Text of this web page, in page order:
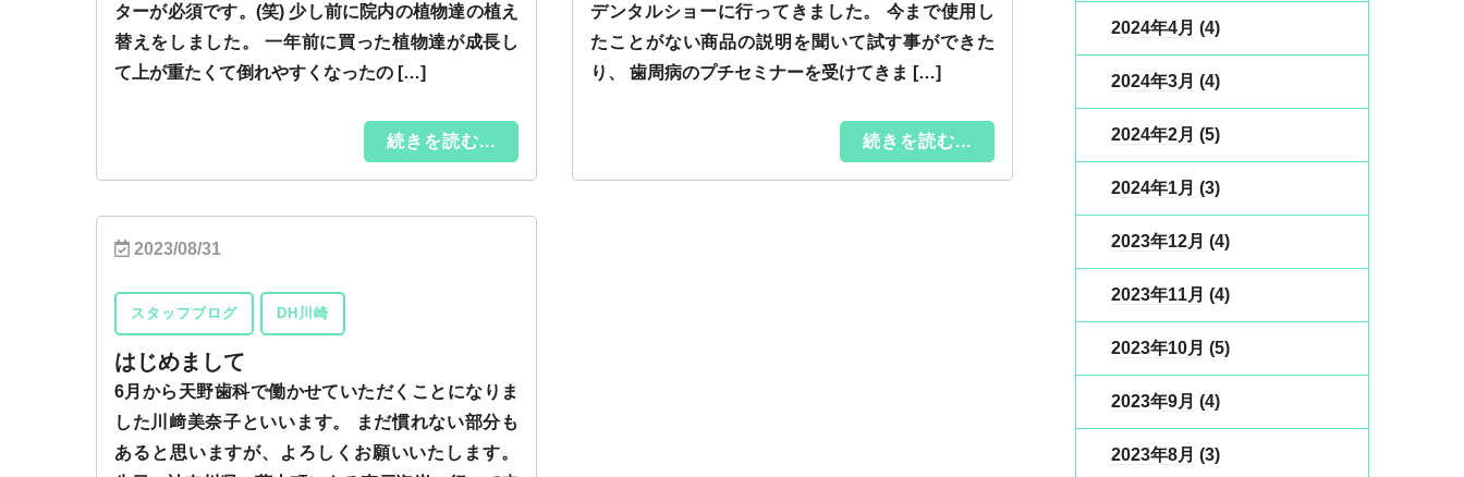
ターが必須です。(笑) 少し前に院内の植物達の植え
替えをしました。 一年前に買った植物達が成長し
て上が重たくて倒れやすくなったの […]
続きを読む...
デンタルショーに行ってきました。 今まで使用し
たことがない商品の説明を聞いて試す事ができた
り、 歯周病のプチセミナーを受けてきま […]
続きを読む...
2023/08/31
スタッフブログ DH川崎
はじめまして
6月から天野歯科で働かせていただくことになりま
した川﨑美奈子といいます。 まだ慣れない部分も
あると思いますが、よろしくお願いいたします。
2024年4月 (4)
2024年3月 (4)
2024年2月 (5)
2024年1月 (3)
2023年12月 (4)
2023年11月 (4)
2023年10月 (5)
2023年9月 (4)
2023年8月 (3)